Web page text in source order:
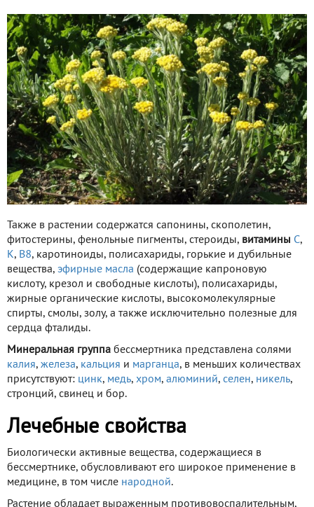
Также в растении содержатся сапонины, скополетин,
фитостерины, фенольные пигменты, стероиды, витамины С,
К , В8, каротиноиды, полисахариды, горькие и дубильные
вещества, эфирные масла (содержащие капроновую
кислоту, крезол и свободные кислоты), полисахариды,
жирные органические кислоты, высокомолекулярные
спирты, смолы, золу, а также исключительно полезные для
сердца фталиды.
Минеральная группа бессмертника представлена солями
калия, железа, кальция и марганца, в меньших количествах
присутствуют: цинк, медь, хром, алюминий, селен, никель,
стронций, свинец и бор.
Лечебные свойства
Биологически активные вещества, содержащиеся в
бессмертнике, обусловливают его широкое применение в
медицине, в том числе народной.
Растение обладает выраженным противовоспалительным,